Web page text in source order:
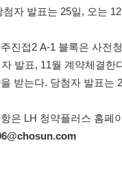
첨자 발표는 25일, 오는
진접2 A-1 블록은 사전
발표, 11월 계약체결한
받는다. 당첨자 발표는
은 LH 청약플러스 홈페